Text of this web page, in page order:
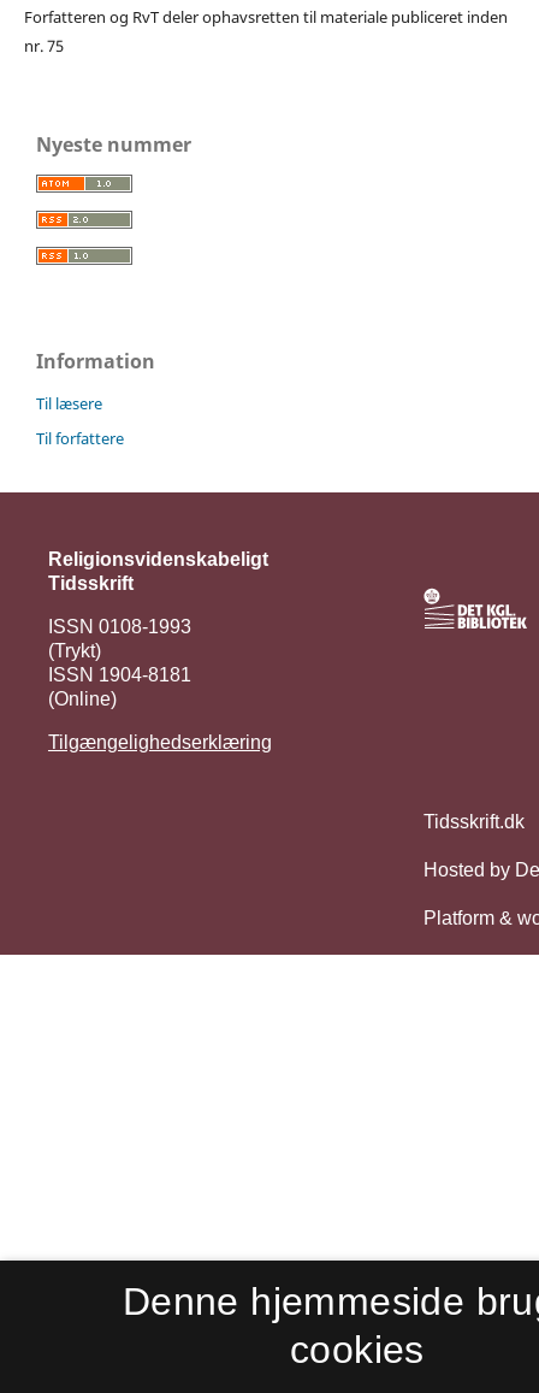
Forfatteren og RvT deler ophavsretten til materiale publiceret inden
nr. 75
Nyeste nummer
Information
Til læsere
Til forfattere
Religionsvidenskabeligt
Tidsskrift
ISSN 0108-1993
(Trykt)
ISSN 1904-8181
(Online)
Tilgængelighedserklæring
Denne hjemmeside
cookies